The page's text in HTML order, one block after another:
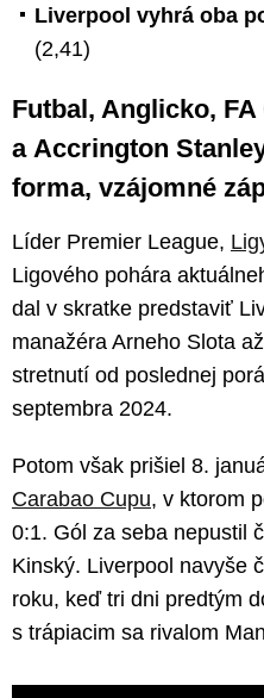
Liverpool vyhrá oba
(2,41)
Futbal, Anglicko,
a Accrington
forma, vzájomné
Líder Premier League,
Ligového pohára
dal v skratke predstaviť
manažéra Arneho Slota
stretnutí od poslednej
septembra 2024.
Potom však prišiel 8.
Carabao Cupu, v ktorom
0:1. Gól za seba nepustil
Kinský. Liverpool navyše
roku, keď tri dni predtým
s trápiacim sa rivalom